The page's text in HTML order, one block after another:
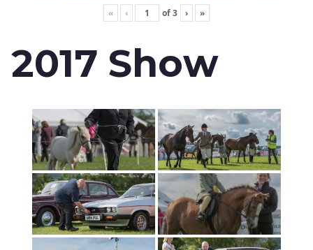
« ‹ of3 › »
2017 Show